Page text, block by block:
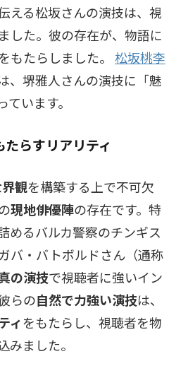
える松坂さんの演技は、視
した。彼の存在が、物語に
もたらしました。 松坂桃李
、堺雅人さんの演技に「魅
います。
らすリアリティ
観を構築する上で不可欠
現地俳優陣の存在です。特
めるバルカ警察のチンギス
バ・バトボルドさん（通称
の演技で視聴者に強いイン
らの自然で力強い演技は、
ィをもたらし、視聴者を物
みました。